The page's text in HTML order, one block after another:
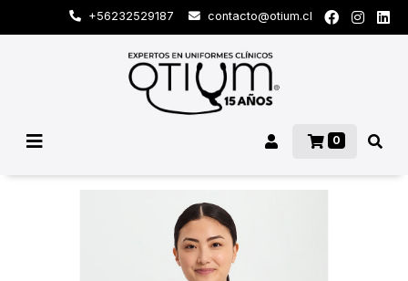
+56232529187 contacto@otium.cl
0